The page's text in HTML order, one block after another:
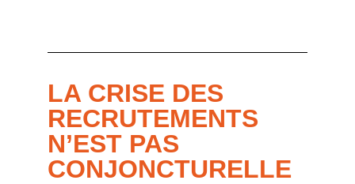
LA CRISE DES
RECRUTEMENTS
N’EST PAS
CONJONCTURELLE